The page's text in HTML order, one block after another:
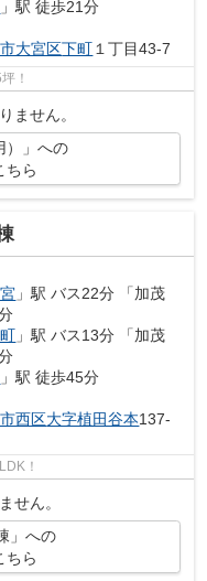
」駅 徒歩21分
大宮区下町１丁目43-7
！
ません。
）」への
ちら
」駅 バス22分 「加茂
」駅 バス13分 「加茂
」駅 徒歩45分
西区大字植田谷本137-
！
せん。
」への
ちら